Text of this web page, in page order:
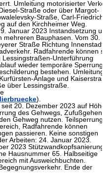
Umleitung motorisierter
Straße oder über Margot-
Straße, Carl-Friedrich-
auf den Kirchheimer Weg.
Januar 2023 Instandsetzung
mehreren Bauphasen. Vom 30.
Straße Richtung Innenstadt
Radfahrende können
Lessingstraßen-Unterführung
wieder temporäre
bestehen. Umleitung
Anlage und
über Lessingstraße.
).
20. Dezember 2023 auf Höhe
des Gehwegs,
Gehweg nutzen. Teilsperrung
Radfahrende können
passieren. Keine sonstigen
Arbeiten: 24. Januar 2023.
2023 Stützwandkopfsanierung
Hausnummer 65. Halbseitige
mit Ausweichbuchten.
Ende der